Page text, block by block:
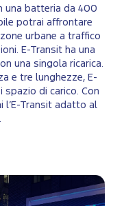
una batteria da 400
potrai affrontare
urbane a traffico
E-Transit ha una
una singola ricarica.
e tre lunghezze, E-
spazio di carico. Con
l’E-Transit adatto al